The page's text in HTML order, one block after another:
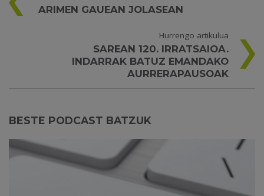
ARIMEN GAUEAN JOLASEAN
Hurrengo artikulua
SAREAN 120. IRRATSAIOA.
INDARRAK BATUZ EMANDAKO
AURRERAPAUSOAK
BESTE PODCAST BATZUK